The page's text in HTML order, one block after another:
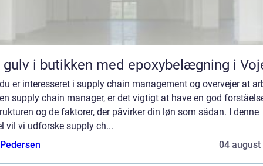
gulv i butikken med epoxybelægning i
er interesseret i supply chain management og overvejer at
supply chain manager, er det vigtigt at have en god
og de faktorer, der påvirker din løn som sådan. I denne
vil vi udforske supply ch...
04 august